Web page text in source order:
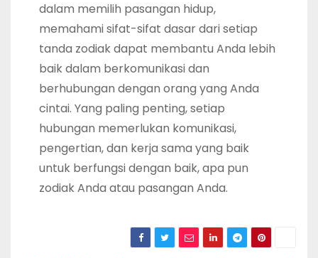
dalam memilih pasangan hidup,
memahami sifat-sifat dasar dari setiap
tanda zodiak dapat membantu Anda lebih
baik dalam berkomunikasi dan
berhubungan dengan orang yang Anda
cintai. Yang paling penting, setiap
hubungan memerlukan komunikasi,
pengertian, dan kerja sama yang baik
untuk berfungsi dengan baik, apa pun
zodiak Anda atau pasangan Anda.